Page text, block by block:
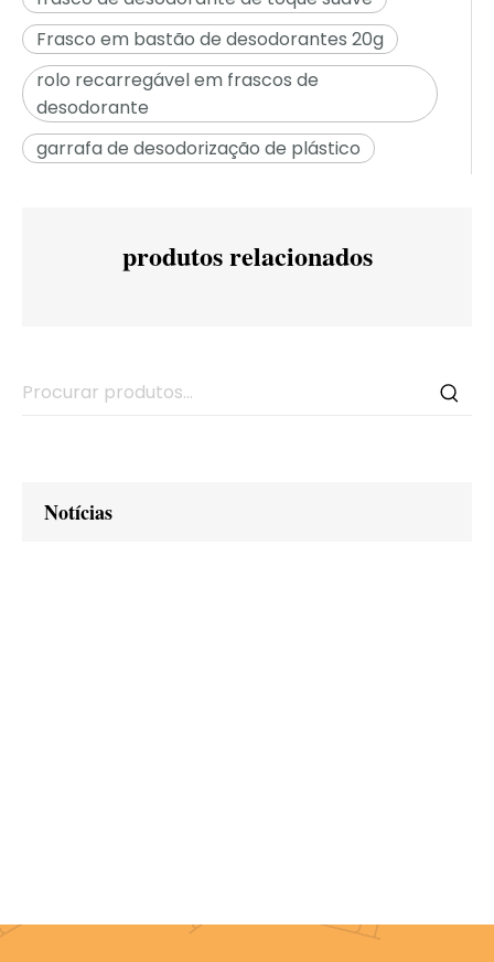
Frasco em bastão de desodorantes 20g
rolo recarregável em frascos de
desodorante
garrafa de desodorização de plástico
produtos relacionados
Notícias